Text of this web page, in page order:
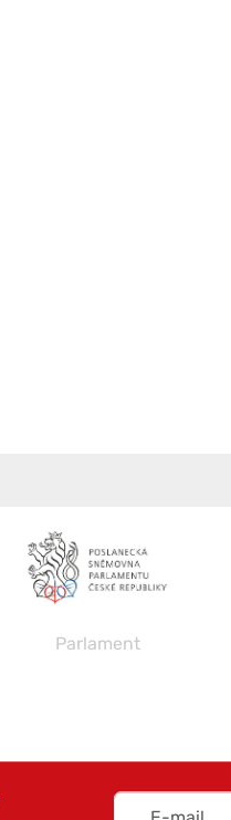
Parlament